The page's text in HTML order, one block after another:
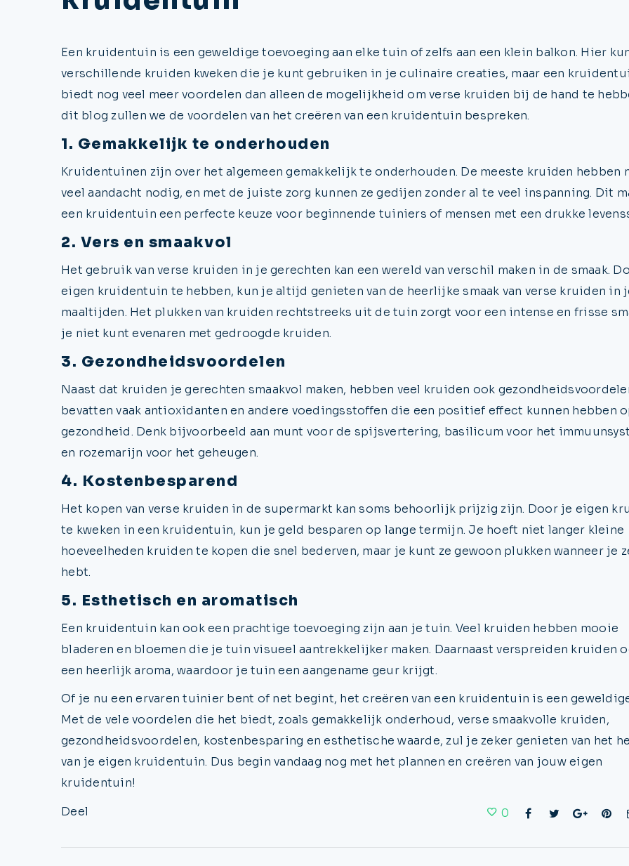
Een kruidentuin is een geweldige toevoeging aan elke tuin of zelfs aan een klein balkon. Hier
verschillende kruiden kweken die je kunt gebruiken in je culinaire creaties, maar een
biedt nog veel meer voordelen dan alleen de mogelijkheid om verse kruiden bij de hand te
dit blog zullen we de voordelen van het creëren van een kruidentuin bespreken.
1. Gemakkelijk te onderhouden
Kruidentuinen zijn over het algemeen gemakkelijk te onderhouden. De meeste kruiden hebben
veel aandacht nodig, en met de juiste zorg kunnen ze gedijen zonder al te veel inspanning. Dit
een kruidentuin een perfecte keuze voor beginnende tuiniers of mensen met een drukke
2. Vers en smaakvol
Het gebruik van verse kruiden in je gerechten kan een wereld van verschil maken in de smaak.
eigen kruidentuin te hebben, kun je altijd genieten van de heerlijke smaak van verse kruiden in
maaltijden. Het plukken van kruiden rechtstreeks uit de tuin zorgt voor een intense en frisse
je niet kunt evenaren met gedroogde kruiden.
3. Gezondheidsvoordelen
Naast dat kruiden je gerechten smaakvol maken, hebben veel kruiden ook
bevatten vaak antioxidanten en andere voedingsstoffen die een positief effect kunnen hebben
gezondheid. Denk bijvoorbeeld aan munt voor de spijsvertering, basilicum voor het
en rozemarijn voor het geheugen.
4. Kostenbesparend
Het kopen van verse kruiden in de supermarkt kan soms behoorlijk prijzig zijn. Door je eigen
te kweken in een kruidentuin, kun je geld besparen op lange termijn. Je hoeft niet langer kleine
hoeveelheden kruiden te kopen die snel bederven, maar je kunt ze gewoon plukken wanneer je
hebt.
5. Esthetisch en aromatisch
Een kruidentuin kan ook een prachtige toevoeging zijn aan je tuin. Veel kruiden hebben mooie
bladeren en bloemen die je tuin visueel aantrekkelijker maken. Daarnaast verspreiden kruiden
een heerlijk aroma, waardoor je tuin een aangename geur krijgt.
Of je nu een ervaren tuinier bent of net begint, het creëren van een kruidentuin is een
Met de vele voordelen die het biedt, zoals gemakkelijk onderhoud, verse smaakvolle kruiden,
gezondheidsvoordelen, kostenbesparing en esthetische waarde, zul je zeker genieten van het
van je eigen kruidentuin. Dus begin vandaag nog met het plannen en creëren van jouw eigen
kruidentuin!
Deel
0